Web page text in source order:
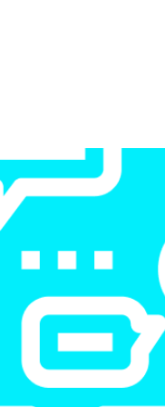
Заказать
Заказать